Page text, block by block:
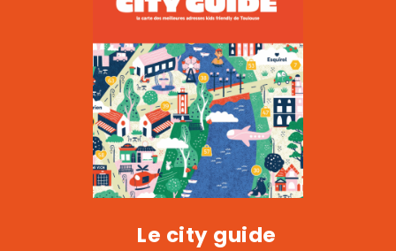
Le city guide